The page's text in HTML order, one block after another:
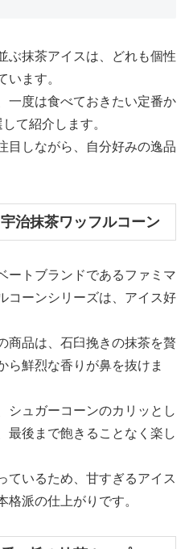
ぶ抹茶アイスは、どれも個性
います。
一度は食べておきたい定番か
て紹介します。
目しながら、自分好みの逸品
治抹茶ワッフルコーン
ートブランドであるファミマ
コーンシリーズは、アイス好
商品は、石臼挽きの抹茶を贅
ら鮮烈な香りが鼻を抜けま
シュガーコーンのカリッとし
最後まで飽きることなく楽し
ているため、甘すぎるアイス
格派の仕上がりです。